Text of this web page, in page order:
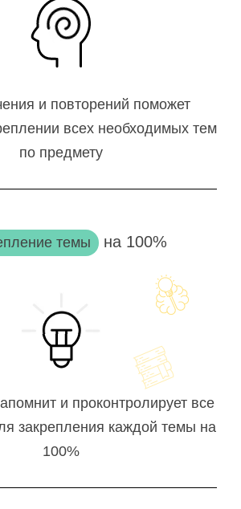
и повторений поможет
всех необходимых тем
по предмету
темы на 100%
и проконтролирует все
закрепления каждой темы на
100%